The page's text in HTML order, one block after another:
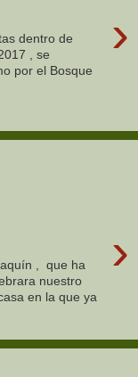
›
dentro de
, se
por el Bosque
›
, que ha
nuestro
en la que ya